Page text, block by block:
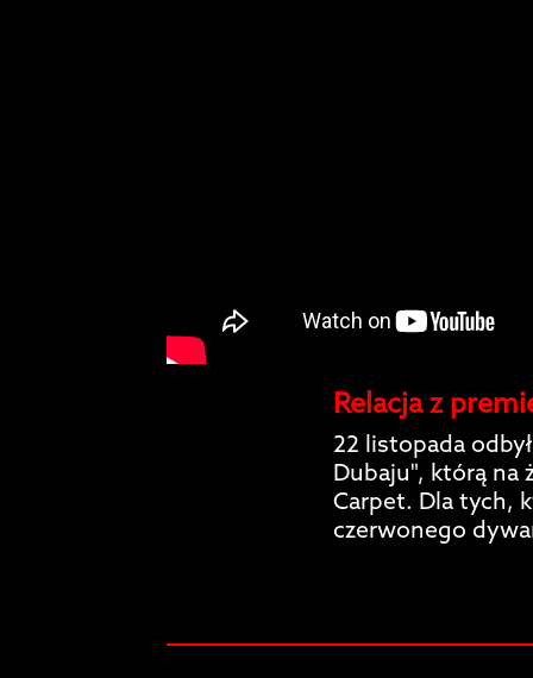
Relacja z
22 listopada
Dubaju", którą na
Carpet. Dla tych,
czerwonego